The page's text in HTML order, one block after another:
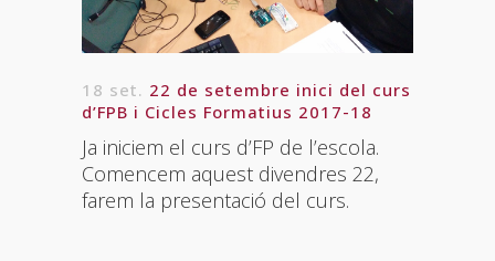
18 set. 22 de setembre inici del curs
d’FPB i Cicles Formatius 2017-18
Ja iniciem el curs d’FP de l’escola.
Comencem aquest divendres 22,
farem la presentació del curs.